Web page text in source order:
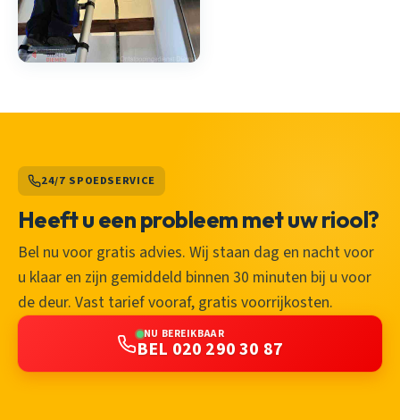
24/7 SPOEDSERVICE
Heeft u een probleem met uw riool?
Bel nu voor gratis advies. Wij staan dag en nacht voor
u klaar en zijn gemiddeld binnen 30 minuten bij u voor
de deur. Vast tarief vooraf, gratis voorrijkosten.
NU BEREIKBAAR
BEL 020 290 30 87